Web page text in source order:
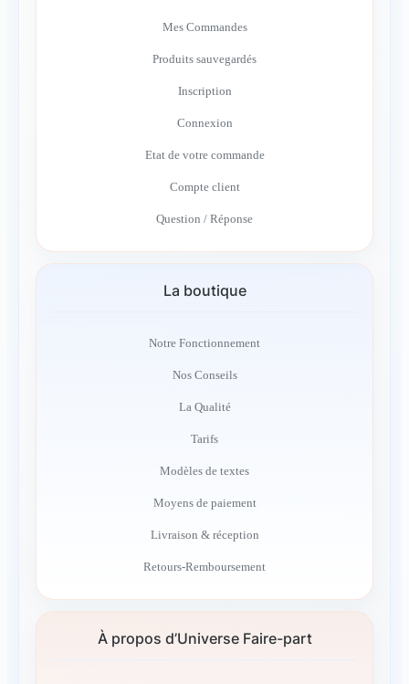
Mes Commandes
Produits sauvegardés
Inscription
Connexion
Etat de votre commande
Compte client
Question / Réponse
La boutique
Notre Fonctionnement
Nos Conseils
La Qualité
Tarifs
Modèles de textes
Moyens de paiement
Livraison & réception
Retours-Remboursement
À propos d’Universe Faire-part